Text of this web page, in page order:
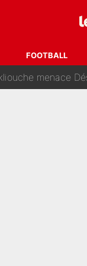
FOOTBALL
conditions pour
peur dans le fait de
menace